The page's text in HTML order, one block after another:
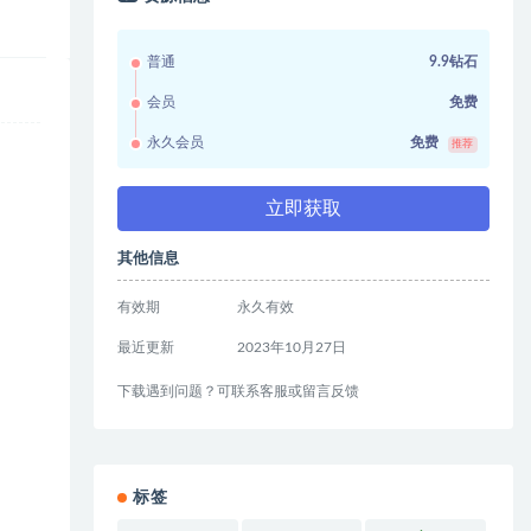
普通 9.9钻石
会员 免费
永久会员 免费 推荐
立即获取
其他信息
有效期 永久有效
最近更新 2023年10月27日
下载遇到问题？可联系客服或留言反馈
标签